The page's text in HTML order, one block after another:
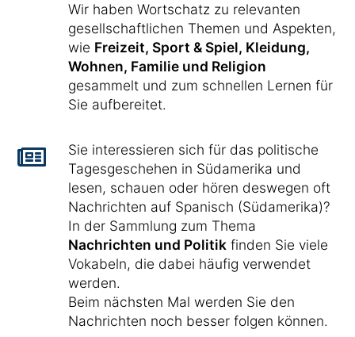
Wir haben Wortschatz zu relevanten
gesellschaftlichen Themen und Aspekten,
wie Freizeit, Sport & Spiel, Kleidung,
Wohnen, Familie und Religion
gesammelt und zum schnellen Lernen für
Sie aufbereitet.
Sie interessieren sich für das politische
Tagesgeschehen in Südamerika und
lesen, schauen oder hören deswegen oft
Nachrichten auf Spanisch (Südamerika)?
In der Sammlung zum Thema
Nachrichten und Politik finden Sie viele
Vokabeln, die dabei häufig verwendet
werden.
Beim nächsten Mal werden Sie den
Nachrichten noch besser folgen können.